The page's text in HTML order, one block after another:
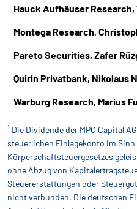
Hauck Aufhäuser
Montega Research,
Pareto Securities, Zafer
Quirin Privatbank, Nikolaus
Warburg Research, Marius
1 Die Dividende der MPC Capital
steuerlichen Einlagekonto im Sinn
Körperschaftsteuergesetzes
ohne Abzug von
Steuererstattungen oder
nicht verbunden. Die deutschen